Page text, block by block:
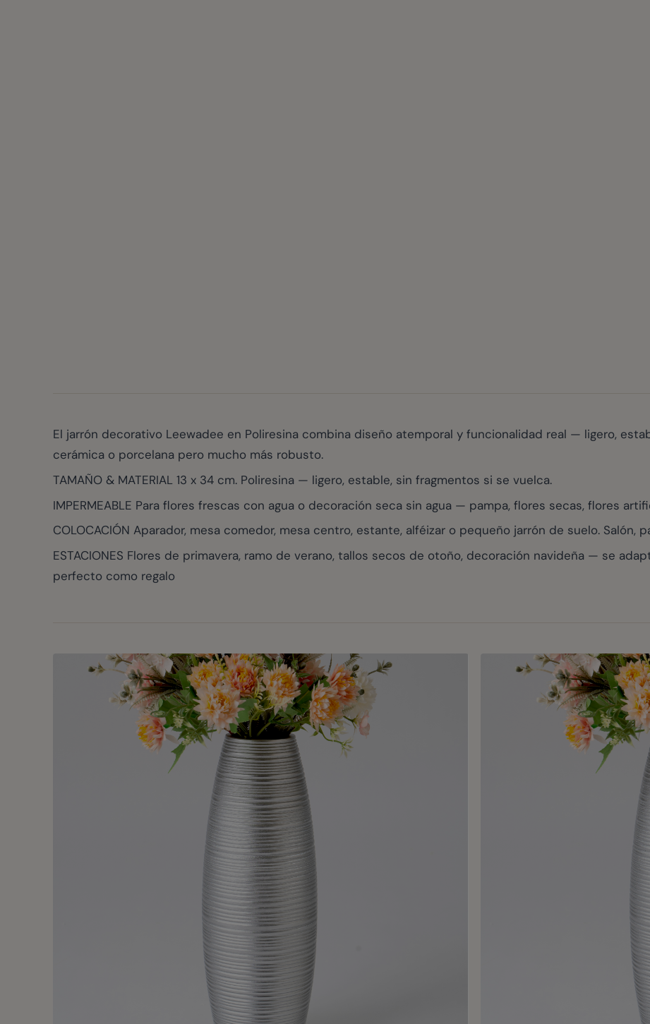
El jarrón decorativo Leewadee en Poliresina combina diseño atemporal y funcionalidad real — ligero,
cerámica o porcelana pero mucho más robusto.
TAMAÑO & MATERIAL 13 x 34 cm. Poliresina — ligero, estable, sin fragmentos si se vuelca.
IMPERMEABLE Para flores frescas con agua o decoración seca sin agua — pampa, flores secas, flores
COLOCACIÓN Aparador, mesa comedor, mesa centro, estante, alféizar o pequeño jarrón de suelo. Salón,
ESTACIONES Flores de primavera, ramo de verano, tallos secos de otoño, decoración navideña — se
perfecto como regalo